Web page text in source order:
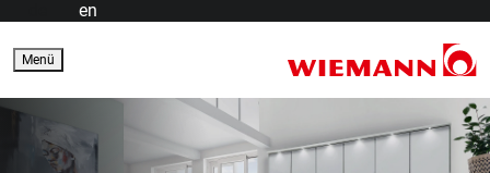
en
Menü